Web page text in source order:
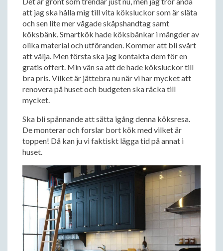
att jag ska hålla mig till vita köksluckor som är släta
och sen lite mer vågade skåpshandtag samt
köksbänk. Smartkök hade köksbänkar i mängder av
olika material och utföranden. Kommer att bli svårt
att välja. Men första ska jag kontakta dem för en
gratis offert. Min vän sa att de hade köksluckor till
bra pris. Vilket är jättebra nu när vi har mycket att
renovera på huset och budgeten ska räcka till
mycket.
Ska bli spännande att sätta igång denna köksresa.
De monterar och forslar bort kök med vilket är
toppen! Då kan ju vi faktiskt lägga tid på annat i
huset.